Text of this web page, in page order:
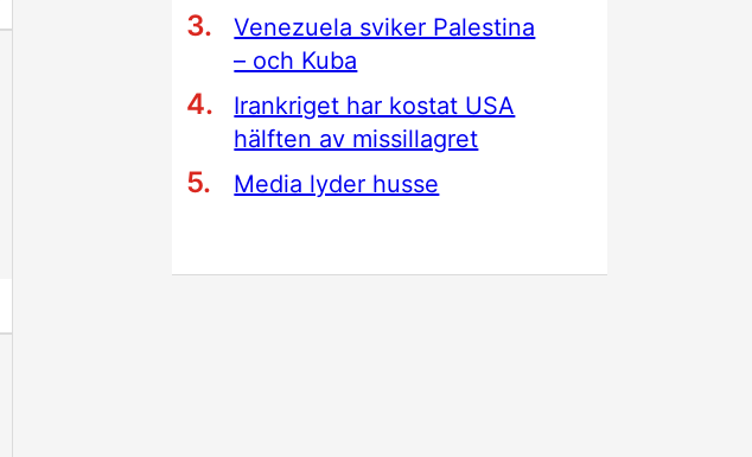
Venezuela sviker Palestina
– och Kuba
Irankriget har kostat USA
hälften av missillagret
Media lyder husse